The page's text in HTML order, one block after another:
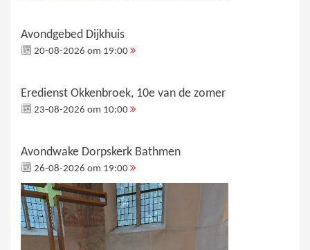
Avondgebed Dijkhuis
20-08-2026 om 19:00
Eredienst Okkenbroek, 10e van de zomer
23-08-2026 om 10:00
Avondwake Dorpskerk Bathmen
26-08-2026 om 19:00